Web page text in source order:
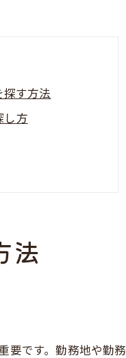
探す方法
し方
さない
解説
の仕事
体制
法
です。勤務地や勤